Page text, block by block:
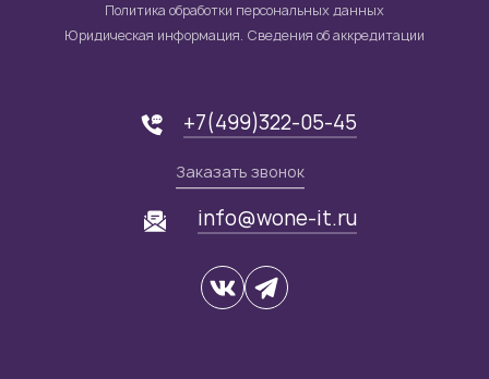
Политика обработки персональных данных
Юридическая информация. Сведения об аккредитации
+7(499)322-05-45
Заказать звонок
info@wone-it.ru